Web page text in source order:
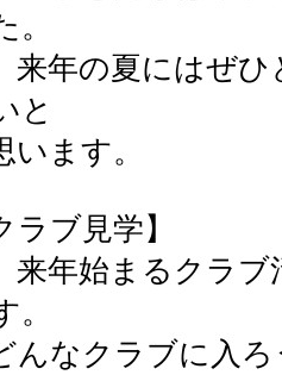
。
夏にはぜひと
と
す。
ブ見学】
まるクラブ活
。
クラブに入ろう